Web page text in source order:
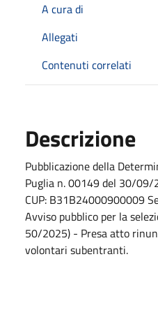
A cura di
Allegati
Contenuti correlati
Descrizione
Pubblicazione della
Puglia n. 00149 del 30/09/
CUP: B31B24000900009
Avviso pubblico per la
50/2025) - Presa atto
volontari subentranti.